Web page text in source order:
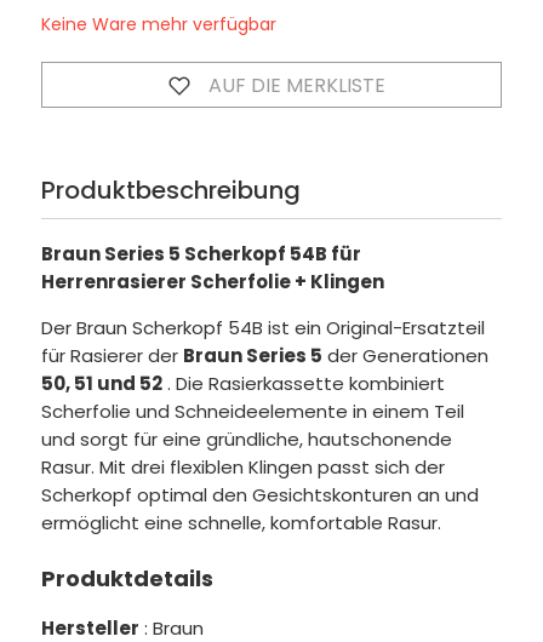
Keine Ware mehr verfügbar
AUF DIE MERKLISTE
Produktbeschreibung
Braun Series 5 Scherkopf 54B für
Herrenrasierer Scherfolie + Klingen
Der Braun Scherkopf 54B ist ein Original-Ersatzteil
für Rasierer der Braun Series 5 der Generationen
50, 51 und 52. Die Rasierkassette kombiniert
Scherfolie und Schneideelemente in einem Teil
und sorgt für eine gründliche, hautschonende
Rasur. Mit drei flexiblen Klingen passt sich der
Scherkopf optimal den Gesichtskonturen an und
ermöglicht eine schnelle, komfortable Rasur.
Produktdetails
Hersteller : Braun